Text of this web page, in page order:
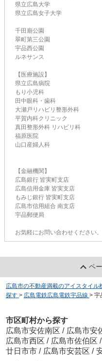
県立広島大学
県立広島女子大学
千田廟公園
翠町第三公園
宇品西公園
ルネサンス
【医療施設】
県立広島病院
もり小児科
田中眼科・歯科
大瀬戸リハビリ整形外科
平賀内科クリニック
真田整形外科 リハビリ科
福原医院
山口産婦人科
【金融機関】
広島銀行 皆実町支店
広島信用金庫 皆実支店
もみじ銀行 皆実町支店
広島市信用組合 南支店
宇品郵便局
お気軽にお問い合わせください。
ペ
広島市の不動産満載のアイスタイル
探す > 広島電鉄広島電鉄宇品線 > 宇
市区町村から探す
広島市安佐南区 / 広島市安
広島市西区 / 広島市佐伯区 /
廿日市市 / 広島市安芸区 /